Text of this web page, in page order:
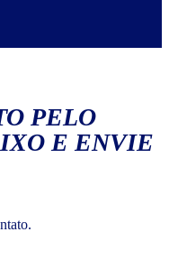
PELO
E ENVIE